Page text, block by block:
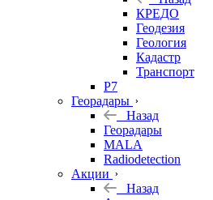
КРЕДО
Геодезия
Геология
Кадастр
Транспорт
Р7
Георадары
Назад
Георадары
MALA
Radiodetection
Акции
Назад